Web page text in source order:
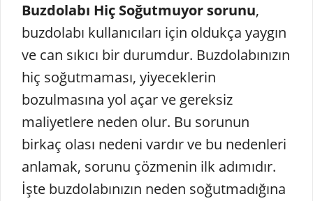
Buzdolabı Hiç Soğutmuyor sorunu,
buzdolabı kullanıcıları için oldukça yaygın
ve can sıkıcı bir durumdur. Buzdolabınızın
hiç soğutmaması, yiyeceklerin
bozulmasına yol açar ve gereksiz
maliyetlere neden olur. Bu sorunun
birkaç olası nedeni vardır ve bu nedenleri
anlamak, sorunu çözmenin ilk adımıdır.
İşte buzdolabınızın neden soğutmadığına